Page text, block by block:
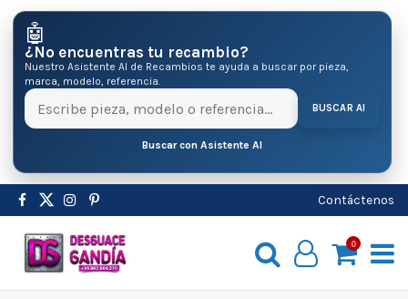
🤖
¿No encuentras tu recambio?
Nuestro Asistente AI de Recambios te ayuda a buscar por pieza,
marca, modelo, referencia.
BUSCAR AI
Buscar con Asistente AI
Contáctenos
0